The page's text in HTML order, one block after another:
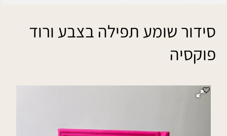
סידור שומע תפילה בצבע ורוד
פוקסיה